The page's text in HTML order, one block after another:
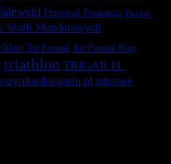
Przystań Posnania Puchar
Służb Mundurowych
Tor Poznań Tor Poznań Bieg
triathlon TRIGAR.PL
zdrowe